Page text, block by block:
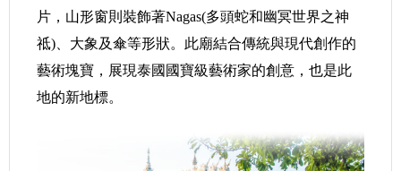
片，山形窗則裝飾著Nagas(多頭蛇和幽冥世界之神
祗)、大象及傘等形狀。此廟結合傳統與現代創作的
藝術塊寶，展現泰國國寶級藝術家的創意，也是此
地的新地標。